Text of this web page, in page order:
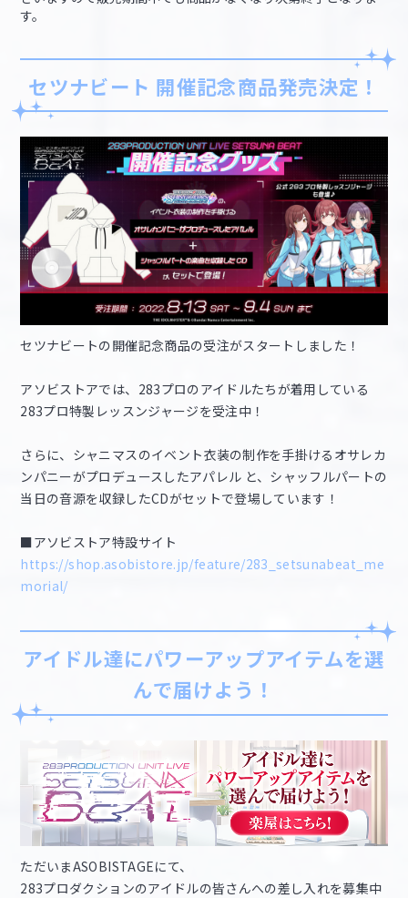
す。
セツナビート 開催記念商品発売決定！
セツナビートの開催記念商品の受注がスタートしました！
アソビストアでは、283プロのアイドルたちが着用している
283プロ特製レッスンジャージを受注中！
さらに、シャニマスのイベント衣装の制作を手掛けるオサレカ
ンパニーがプロデュースしたアパレル と、シャッフルパートの
当日の音源を収録したCDがセットで登場しています！
■アソビストア特設サイト
https://shop.asobistore.jp/feature/283_setsunabeat_me
morial/
アイドル達にパワーアップアイテムを選
んで届けよう！
ただいまASOBISTAGEにて、
283プロダクションのアイドルの皆さんへの差し入れを募集中